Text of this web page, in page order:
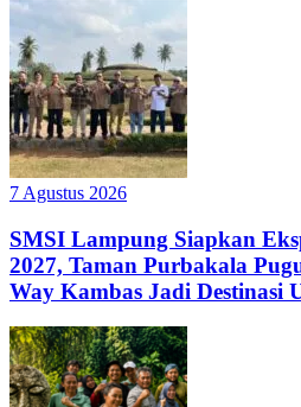
7 Agustus 2026
SMSI Lampung Siapkan
2027, Taman Purbakala
Way Kambas Jadi Destinasi